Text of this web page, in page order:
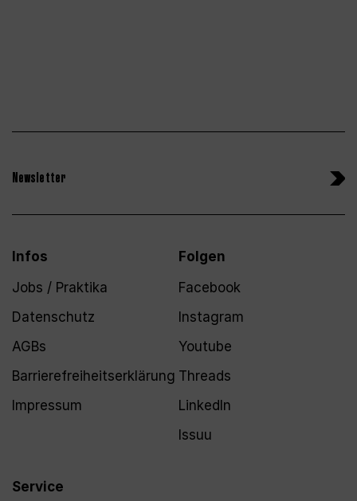
Newsletter
Infos
Jobs / Praktika
Datenschutz
AGBs
Barrierefreiheitserklärung
Impressum
Service
Folgen
Facebook
Instagram
Youtube
Threads
LinkedIn
Issuu